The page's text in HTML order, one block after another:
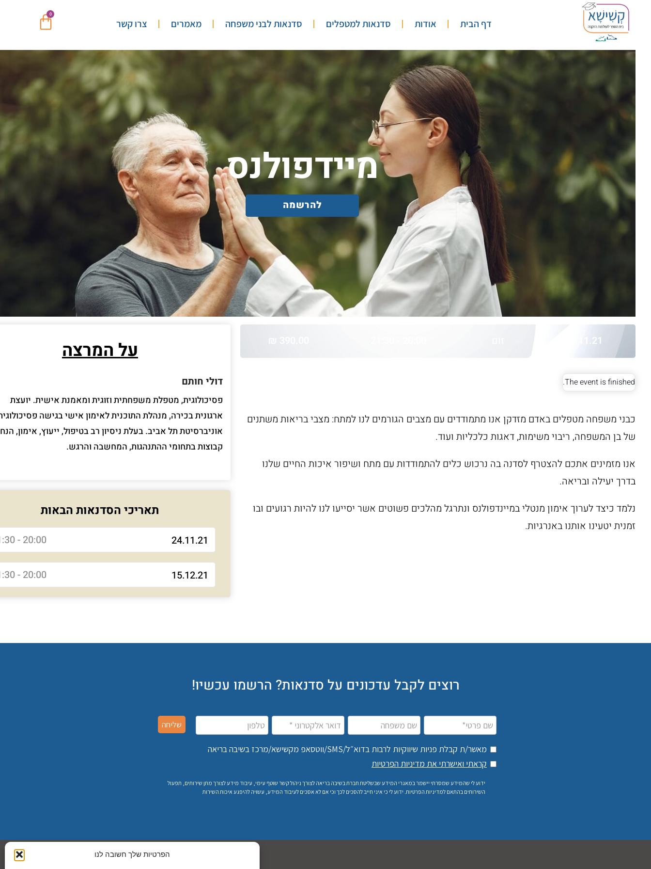
הפרטיות שלך חשובה לנו
דף הבית אודות סדנאות למטפלים סדנאות לבני משפחה מאמרים צרו קשר
0
מיידפולנס
להרשמה
03.11.21
The event is finished.
כבני משפחה מטפלים באדם מזדקן אנו מתמודדים עם מצבים הגורמים לנו למתח: מצבי בריאות משתנים
של בן המשפחה, ריבוי משימות, דאגות כלכליות ועוד.
אנו מזמינים אתכם להצטרף לסדנה בה נרכוש כלים להתמודדות עם מתח ושיפור איכות החיים שלנו
בדרך יעילה ובריאה.
נלמד כיצד לערוך אימון מנטלי במיינדפולנס ונתרגל מהלכים פשוטים אשר יסייעו לנו להיות רגועים ובו
זמנית יטעינו אותנו באנרגיות.
על המרצה
דולי חותם
פסיכולוגית, מטפלת משפחתית וזוגית ומאמנת אישית. יועצת
ארגונית בכירה, מנהלת התוכנית לאימון אישי בגישה
אוניברסיטת תל אביב. בעלת ניסיון רב בטיפול, ייעוץ, אימון,
קבוצות בתחומי ההתנהגות, המחשבה והרגש.
תאריכי הסדנאות הבאות
24.11.21
20:00 - 21:30
15.12.21
20:00 - 21:30
רוצים לקבל עדכונים על סדנאות? הרשמו עכשיו!
מאשר/ת קבלת פניות שיווקיות לרבות בדוא״ל/SMS/ווטסאפ מקשישא/מרכז בשיבה בריאה
קראתי ואישרתי את מדיניות הפרטיות
שליחה
ידוע לי שהמידע שמסרתי יישמר במאגרי המידע שבשליטת חברת בשיבה בריאה לצורך ניהול קשר שוטף עימי, עיבוד מידע לצורך מתן שירותים, תפעול
השירותים בהתאם למדיניות הפרטיות. ידוע לי כי איני חייב להסכים לכך וכי אם לא אסכים לעיבוד המידע, עשויה להיפגע איכות השירות